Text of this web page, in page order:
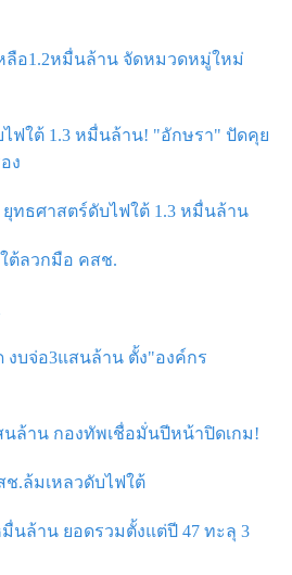
ลือ1.2หมื่นล้าน จัดหมวดหมู่ใหม่
ไฟใต้ 1.3 หมื่นล้าน! "อักษรา" ปัดคุย
ง
ยุทธศาสตร์ดับไฟใต้ 1.3 หมื่นล้าน
ต้ลวกมือ คสช.
งบจ่อ3แสนล้าน ตั้ง"องค์กร
นล้าน กองทัพเชื่อมั่นปีหน้าปิดเกม!
.ล้มเหลวดับไฟใต้
มื่นล้าน ยอดรวมตั้งแต่ปี 47 ทะลุ 3